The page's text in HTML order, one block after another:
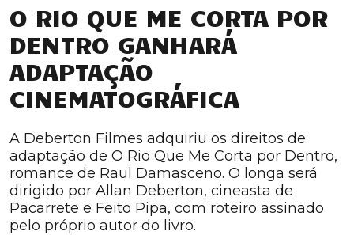
O RIO QUE ME CORTA POR
DENTRO GANHARÁ
ADAPTAÇÃO
CINEMATOGRÁFICA
A Deberton Filmes adquiriu os direitos de
adaptação de O Rio Que Me Corta por Dentro,
romance de Raul Damasceno. O longa será
dirigido por Allan Deberton, cineasta de
Pacarrete e Feito Pipa, com roteiro assinado
pelo próprio autor do livro.